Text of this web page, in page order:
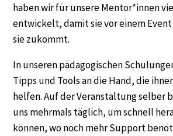
haben wir für unsere Mentor*innen
entwickelt, damit sie vor einem Event
sie zukommt.
In unseren pädagogischen
Tipps und Tools an die Hand, die
helfen. Auf der Veranstaltung selber
uns mehrmals täglich, um schnell
können, wo noch mehr Support